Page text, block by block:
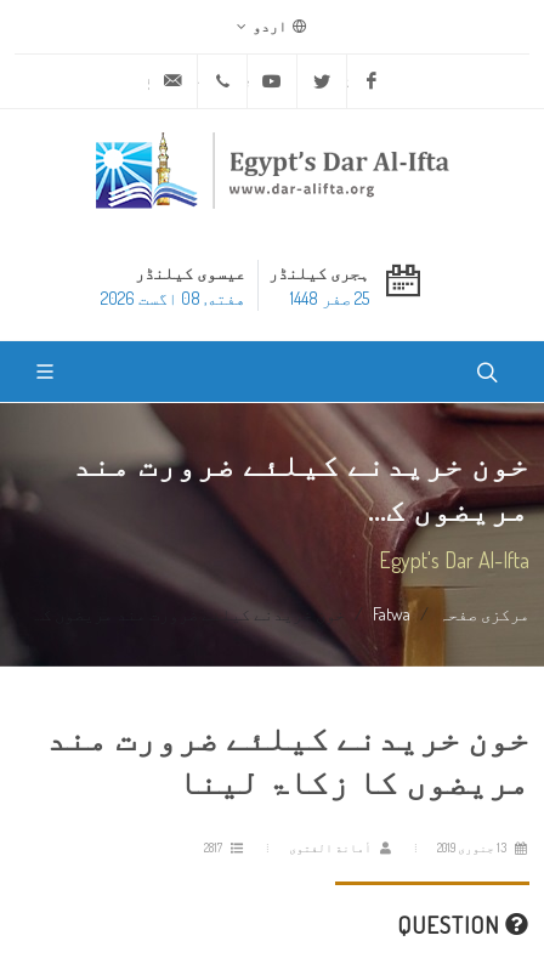
اردو
Facebook
Twitter
Youtube
ہجری کیلنڈر
25 صفر 1448
عیسوی کیلنڈر
هفته, 08 اگست 2026
خون خریدنے کیلئے ضرورت مند
مریضوں ک...
Egypt's Dar Al-Ifta
مرکزی صفحہ Fatwa خون خریدنے کیلئے ضرورت مند مریضوں ک...
خون خریدنے کیلئے ضرورت مند
مریضوں کا زکاۃ لینا
أمانة الفتوى